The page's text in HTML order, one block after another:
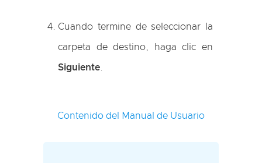
Cuando termine de seleccionar la
carpeta de destino, haga clic en
Siguiente.
Contenido del Manual de Usuario